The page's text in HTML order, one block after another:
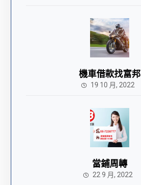
機車借款找富邦
19 10 月, 2022
當鋪周轉
22 9 月, 2022